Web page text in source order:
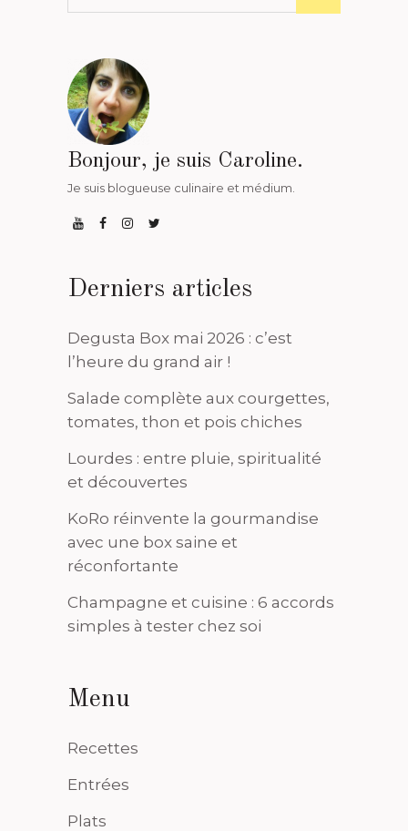
Bonjour, je suis Caroline.
Je suis blogueuse culinaire et médium.
Derniers articles
Degusta Box mai 2026 : c’est
l’heure du grand air !
Salade complète aux courgettes,
tomates, thon et pois chiches
Lourdes : entre pluie, spiritualité
et découvertes
KoRo réinvente la gourmandise
avec une box saine et
réconfortante
Champagne et cuisine : 6 accords
simples à tester chez soi
Menu
Recettes
Entrées
Plats